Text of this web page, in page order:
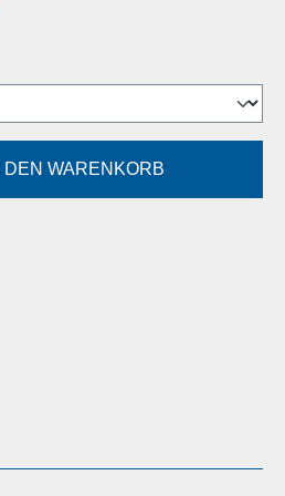
Wert ein
DEN WARENKORB